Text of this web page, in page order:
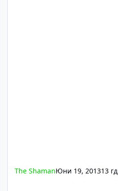
The ShamanЮни 19, 201313 гд